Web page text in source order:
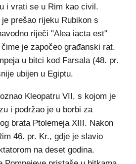
i vrati se u Rim kao civil.
prešao rijeku Rubikon s
riječi "Alea iacta est"
je započeo građanski rat.
u bitci kod Farsala (48. pr.
ubijen u Egiptu.
Kleopatru VII, s kojom je
i podržao je u borbi za
brata Ptolemeja XIII. Nakon
46. pr. Kr., gdje je slavio
na deset godina.